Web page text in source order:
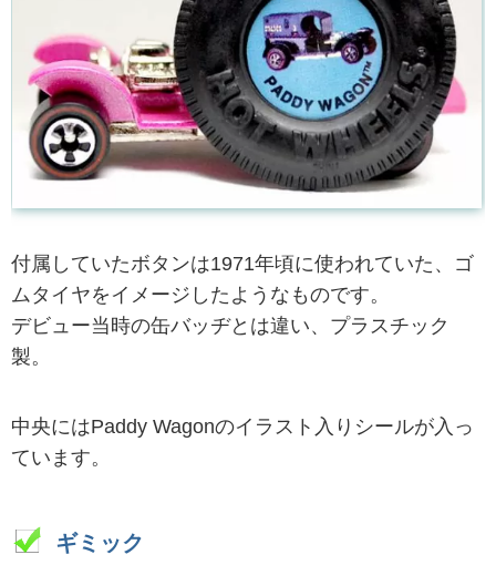
付属していたボタンは1971年頃に使われていた、ゴ
ムタイヤをイメージしたようなものです。
デビュー当時の缶バッヂとは違い、プラスチック
製。
中央にはPaddy Wagonのイラスト入りシールが入っ
ています。
ギミック